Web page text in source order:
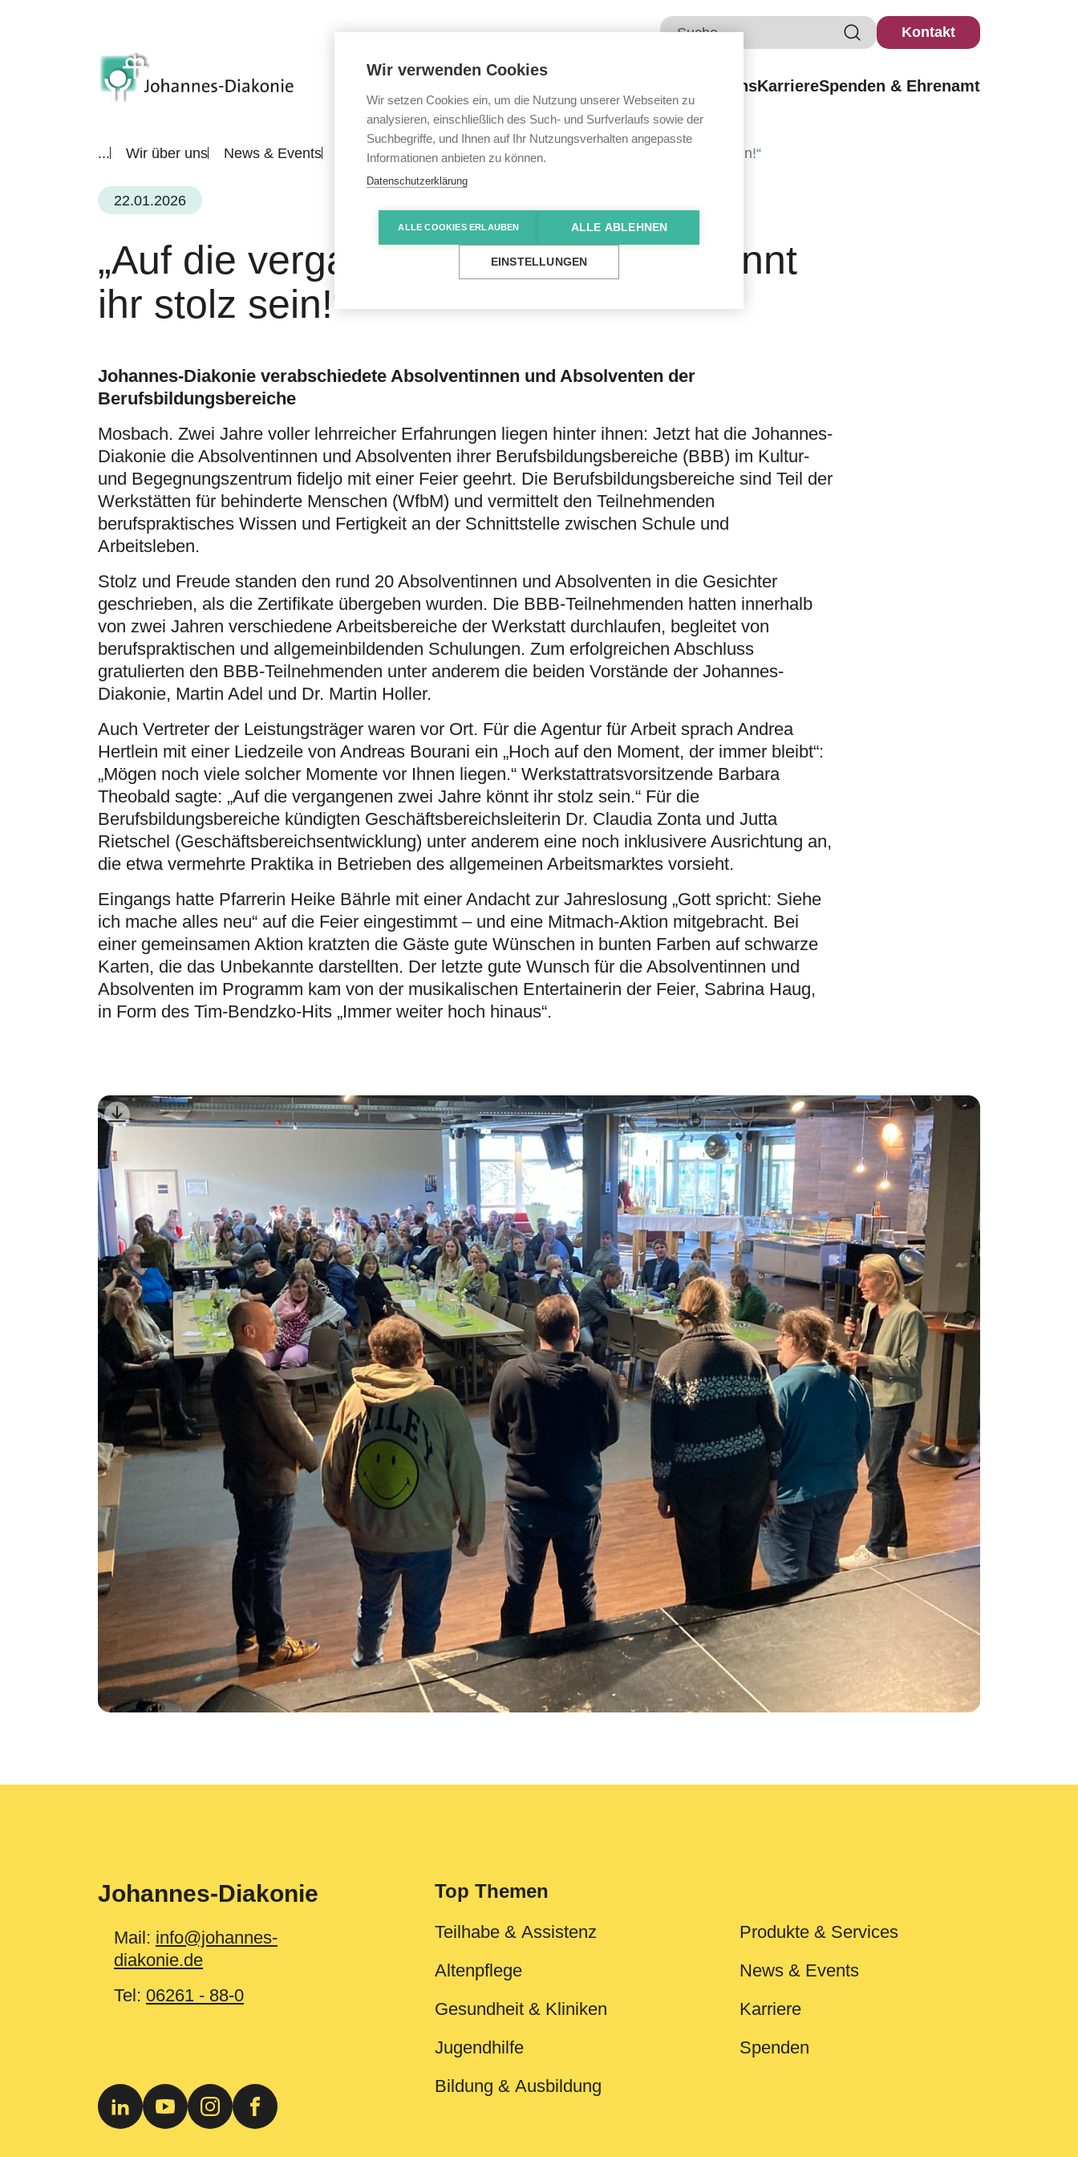
Kontakt
Wir über unsKarriereSpenden & Ehrenamt
... Wir über uns News & Events Alle News „Auf die vergangenen zwei Jahre könnt ihr stolz sein!“
22.01.2026
„Auf die vergangenen zwei Jahre könnt
ihr stolz sein!“
Johannes-Diakonie verabschiedete Absolventinnen und Absolventen der
Berufsbildungsbereiche
Mosbach. Zwei Jahre voller lehrreicher Erfahrungen liegen hinter ihnen: Jetzt hat die Johannes-
Diakonie die Absolventinnen und Absolventen ihrer Berufsbildungsbereiche (BBB) im Kultur-
und Begegnungszentrum fideljo mit einer Feier geehrt. Die Berufsbildungsbereiche sind Teil der
Werkstätten für behinderte Menschen (WfbM) und vermittelt den Teilnehmenden
berufspraktisches Wissen und Fertigkeit an der Schnittstelle zwischen Schule und
Arbeitsleben.
Stolz und Freude standen den rund 20 Absolventinnen und Absolventen in die Gesichter
geschrieben, als die Zertifikate übergeben wurden. Die BBB-Teilnehmenden hatten innerhalb
von zwei Jahren verschiedene Arbeitsbereiche der Werkstatt durchlaufen, begleitet von
berufspraktischen und allgemeinbildenden Schulungen. Zum erfolgreichen Abschluss
gratulierten den BBB-Teilnehmenden unter anderem die beiden Vorstände der Johannes-
Diakonie, Martin Adel und Dr. Martin Holler.
Auch Vertreter der Leistungsträger waren vor Ort. Für die Agentur für Arbeit sprach Andrea
Hertlein mit einer Liedzeile von Andreas Bourani ein „Hoch auf den Moment, der immer bleibt“:
„Mögen noch viele solcher Momente vor Ihnen liegen.“ Werkstattratsvorsitzende Barbara
Theobald sagte: „Auf die vergangenen zwei Jahre könnt ihr stolz sein.“ Für die
Berufsbildungsbereiche kündigten Geschäftsbereichsleiterin Dr. Claudia Zonta und Jutta
Rietschel (Geschäftsbereichsentwicklung) unter anderem eine noch inklusivere Ausrichtung an,
die etwa vermehrte Praktika in Betrieben des allgemeinen Arbeitsmarktes vorsieht.
Eingangs hatte Pfarrerin Heike Bährle mit einer Andacht zur Jahreslosung „Gott spricht: Siehe
ich mache alles neu“ auf die Feier eingestimmt – und eine Mitmach-Aktion mitgebracht. Bei
einer gemeinsamen Aktion kratzten die Gäste gute Wünschen in bunten Farben auf schwarze
Karten, die das Unbekannte darstellten. Der letzte gute Wunsch für die Absolventinnen und
Absolventen im Programm kam von der musikalischen Entertainerin der Feier, Sabrina Haug,
in Form des Tim-Bendzko-Hits „Immer weiter hoch hinaus“.
Johannes-Diakonie
Mail: info@johannes-
diakonie.de
Tel: 06261 - 88-0
Top Themen
Teilhabe & Assistenz
Altenpflege
Gesundheit & Kliniken
Jugendhilfe
Bildung & Ausbildung
Produkte & Services
News & Events
Karriere
Spenden
Wir verwenden Cookies
Wir setzen Cookies ein, um die Nutzung unserer Webseiten zu
analysieren, einschließlich des Such- und Surfverlaufs sowie der
Suchbegriffe, und Ihnen auf Ihr Nutzungsverhalten angepasste
Informationen anbieten zu können.
Datenschutzerklärung
ALLE COOKIES ERLAUBEN ALLE ABLEHNEN
EINSTELLUNGEN